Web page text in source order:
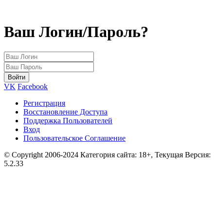
Ваш Логин/Пароль?
VK Facebook
Регистрация
Восстановление Доступа
Поддержка Пользователей
Вход
Пользовательское Соглашение
© Copyright 2006-2024 Категория сайта: 18+, Текущая Версия:
5.2.33